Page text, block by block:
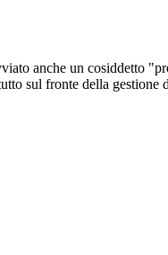
anche un cosiddetto
sul fronte della